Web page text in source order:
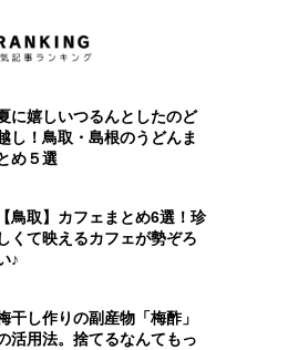
に嬉しいつるんとしたのど
し！鳥取・島根のうどんま
め５選
【鳥取】カフェまとめ6選！珍
しくて映えるカフェが勢ぞろ
♪
干し作りの副産物「梅酢」
活用法。捨てるなんてもっ